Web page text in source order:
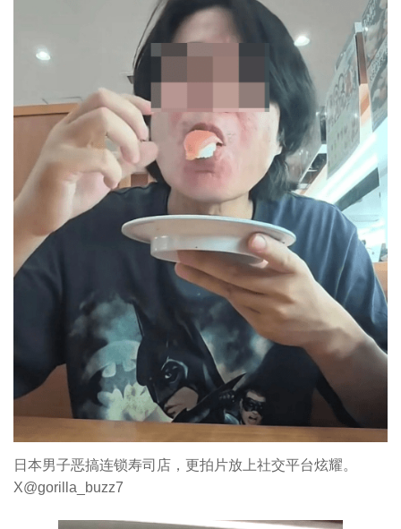
日本男子恶搞连锁寿司店，更拍片放上社交平台炫耀。
X@gorilla_buzz7